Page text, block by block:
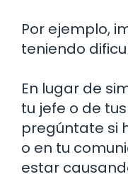
Por ejemplo,
teniendo
En lugar de
tu jefe o de
pregúntate si
o en tu
estar